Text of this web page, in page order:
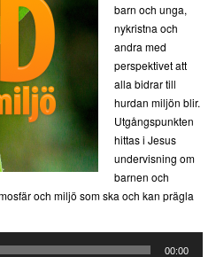
barn och unga,
nykristna och
andra med
perspektivet att
alla bidrar till
hurdan miljön blir.
Utgångspunkten
hittas i Jesus
undervisning om
barnen och
och miljö som ska och kan prägla
00:00